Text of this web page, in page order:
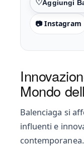
Preferiti
📷 Instagram
Mondo
Balenciaga si
influenti e